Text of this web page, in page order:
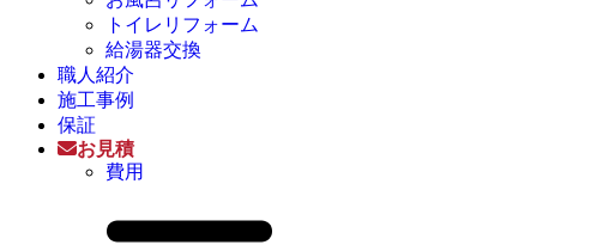
トイレリフォーム
給湯器交換
職人紹介
施工事例
保証
お見積
費用